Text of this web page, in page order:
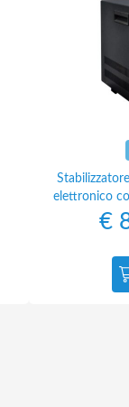
elettronico
€